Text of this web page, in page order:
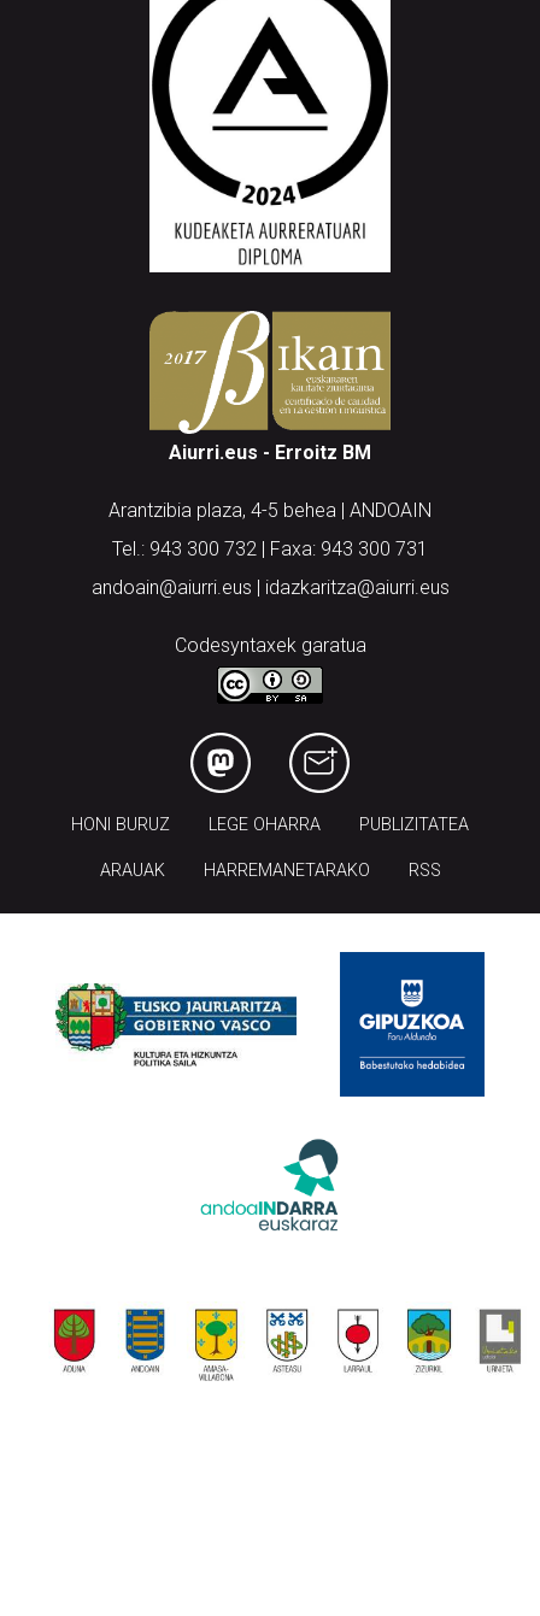
Aiurri.eus - Erroitz BM
Arantzibia plaza, 4-5 behea | ANDOAIN
Tel.: 943 300 732 | Faxa: 943 300 731
andoain@aiurri.eus | idazkaritza@aiurri.eus
Codesyntaxek garatua
HONI BURUZ LEGE OHARRA PUBLIZITATEA
ARAUAK HARREMANETARAKO RSS